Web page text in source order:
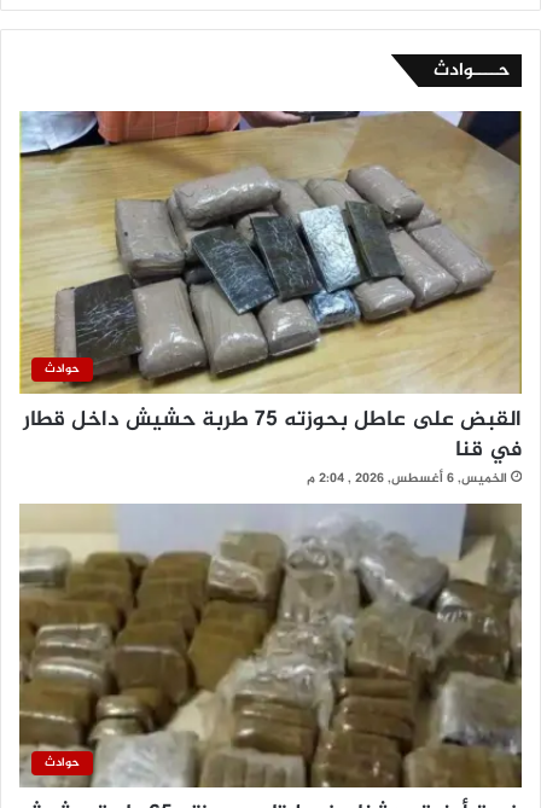
حــــوادث
حوادث
القبض على عاطل بحوزته 75 طربة حشيش داخل قطار
في قنا
الخميس, 6 أغسطس, 2026 , 2:04 م
حوادث